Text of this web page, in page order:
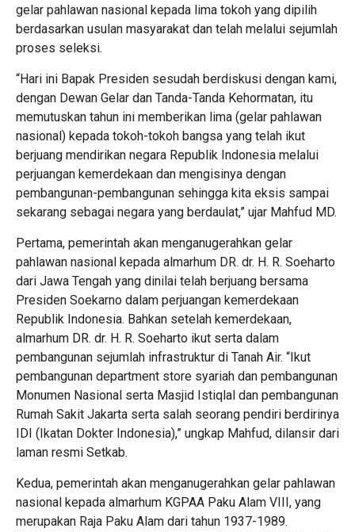
gelar pahlawan nasional kepada lima tokoh yang dipilih
berdasarkan usulan masyarakat dan telah melalui sejumlah
proses seleksi.
“Hari ini Bapak Presiden sesudah berdiskusi dengan kami,
dengan Dewan Gelar dan Tanda-Tanda Kehormatan, itu
memutuskan tahun ini memberikan lima (gelar pahlawan
nasional) kepada tokoh-tokoh bangsa yang telah ikut
berjuang mendirikan negara Republik Indonesia melalui
perjuangan kemerdekaan dan mengisinya dengan
pembangunan-pembangunan sehingga kita eksis sampai
sekarang sebagai negara yang berdaulat,” ujar Mahfud MD.
Pertama, pemerintah akan menganugerahkan gelar
pahlawan nasional kepada almarhum DR. dr. H. R. Soeharto
dari Jawa Tengah yang dinilai telah berjuang bersama
Presiden Soekarno dalam perjuangan kemerdekaan
Republik Indonesia. Bahkan setelah kemerdekaan,
almarhum DR. dr. H. R. Soeharto ikut serta dalam
pembangunan sejumlah infrastruktur di Tanah Air. “Ikut
pembangunan department store syariah dan pembangunan
Monumen Nasional serta Masjid Istiqlal dan pembangunan
Rumah Sakit Jakarta serta salah seorang pendiri berdirinya
IDI (Ikatan Dokter Indonesia),” ungkap Mahfud, dilansir dari
laman resmi Setkab.
Kedua, pemerintah akan menganugerahkan gelar pahlawan
nasional kepada almarhum KGPAA Paku Alam VIII, yang
merupakan Raja Paku Alam dari tahun 1937-1989.